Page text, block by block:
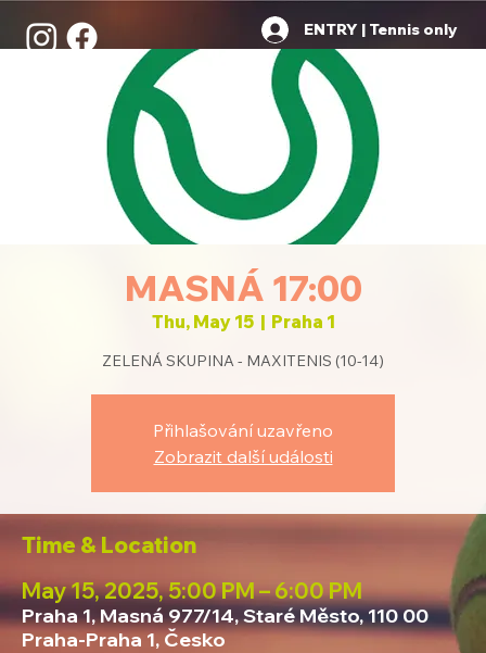
ENTRY | Tennis only
MASNÁ 17:00
Thu, May 15
  |
Praha 1
ZELENÁ SKUPINA - MAXITENIS (10-14)
Přihlašování uzavřeno
Zobrazit další události
Time & Location
May 15, 2025, 5:00 PM – 6:00 PM
Praha 1, Masná 977/14, Staré Město, 110 00
Praha-Praha 1, Česko